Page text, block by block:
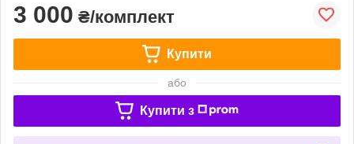
3 000 ₴/комплект
Купити
або
Купити з